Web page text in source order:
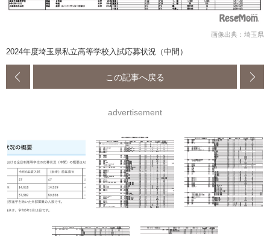
画像出典：埼玉県
2024年度埼玉県私立高等学校入試応募状況（中間）
この記事へ戻る
advertisement